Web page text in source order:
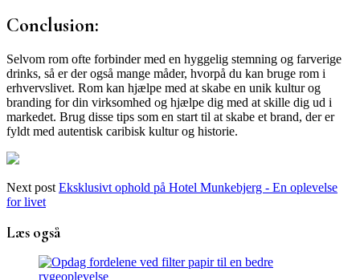
Conclusion:
Selvom rom ofte forbinder med en hyggelig stemning og farverige
drinks, så er der også mange måder, hvorpå du kan bruge rom i
erhvervslivet. Rom kan hjælpe med at skabe en unik kultur og
branding for din virksomhed og hjælpe dig med at skille dig ud i
markedet. Brug disse tips som en start til at skabe et brand, der er
fyldt med autentisk caribisk kultur og historie.
Next post Eksklusivt ophold på Hotel Munkebjerg - En oplevelse
for livet
Læs også